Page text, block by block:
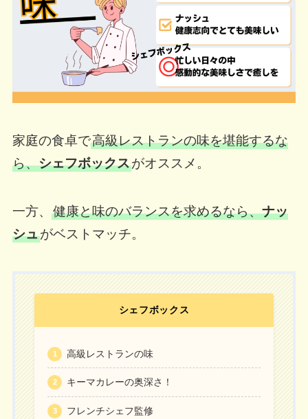
家庭の食卓で高級レストランの味を堪能するな
ら、シェフボックスがオススメ。
一方、 健康と味のバランスを求めるなら、ナッ
シュがベストマッチ。
シェフボックス
高級レストランの味
キーマカレーの奥深さ！
フレンチシェフ監修